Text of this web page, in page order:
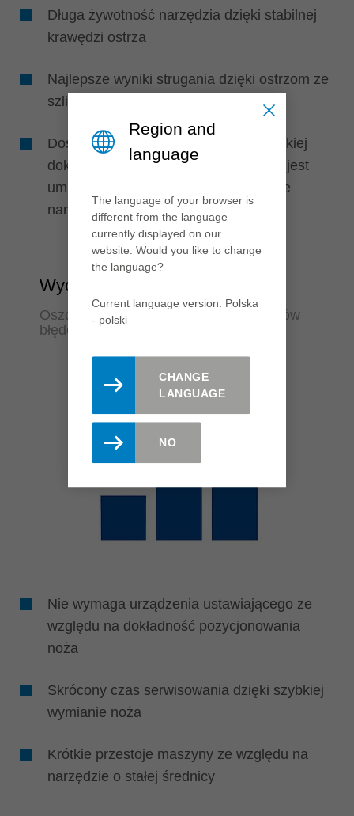
Długa żywotność narzędzia dzięki stabilnej
krawędzi ostrza
Najlepsze wyniki strugania dzięki ostrzom ze
szlifem Microfinish
Doskonała jakość obróbki dzięki wysokiej
dokładności obrotowej, ponieważ nóż jest
umieszczony bezpośrednio w korpusie
narzędzia
Wydajność
Oszczędność czasu i redukcja czynników
błędów
Nie wymaga urządzenia ustawiającego ze
względu na dokładność pozycjonowania
noża
Skrócony czas serwisowania dzięki szybkiej
wymianie noża
Krótkie przestoje maszyny ze względu na
narzędzie o stałej średnicy
Region and
language
The language of your browser is
different from the language
currently displayed on our
website. Would you like to change
the language?
Current language version: Polska
- polski
CHANGE
LANGUAGE
NO